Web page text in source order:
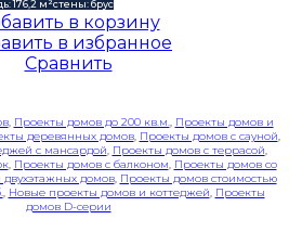
176,2 м²стены: брус
в корзину
в избранное
Сравнить
, Проекты домов до 200 кв.м., Проекты домов и
деревянных домов, Проекты домов с сауной,
с мансардой, Проекты домов с террасой,
, Проекты домов с балконом, Проекты домов со
домов, Проекты домов стоимостью
, Новые проекты домов и коттеджей, Проекты
домов D-серии